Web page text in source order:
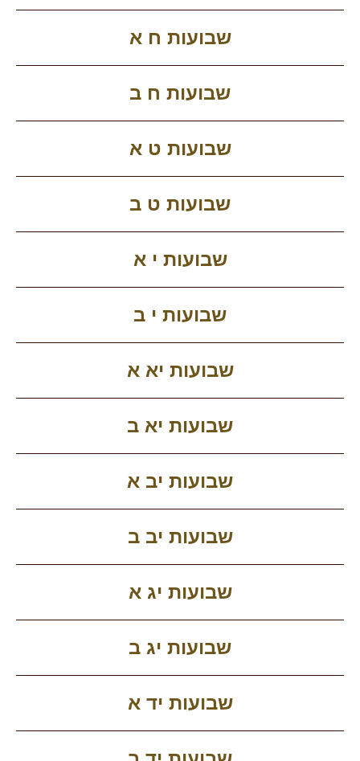
שבועות ח א
שבועות ח ב
שבועות ט א
שבועות ט ב
שבועות י א
שבועות י ב
שבועות יא א
שבועות יא ב
שבועות יב א
שבועות יב ב
שבועות יג א
שבועות יג ב
שבועות יד א